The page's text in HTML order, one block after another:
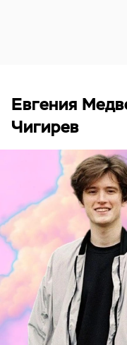
Евгения
Чигирев